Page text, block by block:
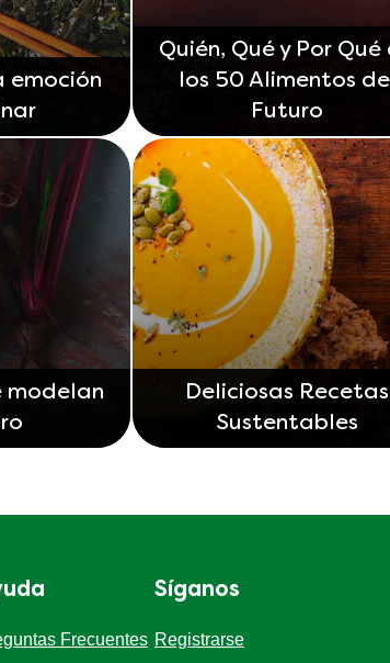
emoción
Quién, Qué y Por Qué
los 50 Alimentos
Futuro
modelan
Deliciosas Recetas
Sustentables
Ayuda
Preguntas Frecuentes
Síganos
Registrarse